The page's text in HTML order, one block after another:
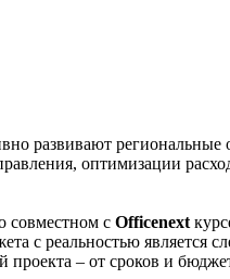
развивают региональные
оптимизации
совместном с Officenext
с реальностью является
– от сроков и